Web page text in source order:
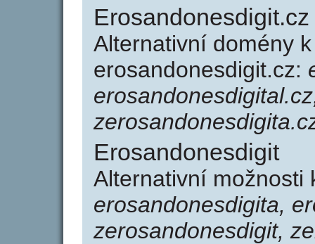
Erosandonesdigit.cz
Alternativní domény
erosandonesdigit.cz:
Erosandonesdigit
Alternativní možnosti
erosandonesdigita,
zerosandonesdigit,